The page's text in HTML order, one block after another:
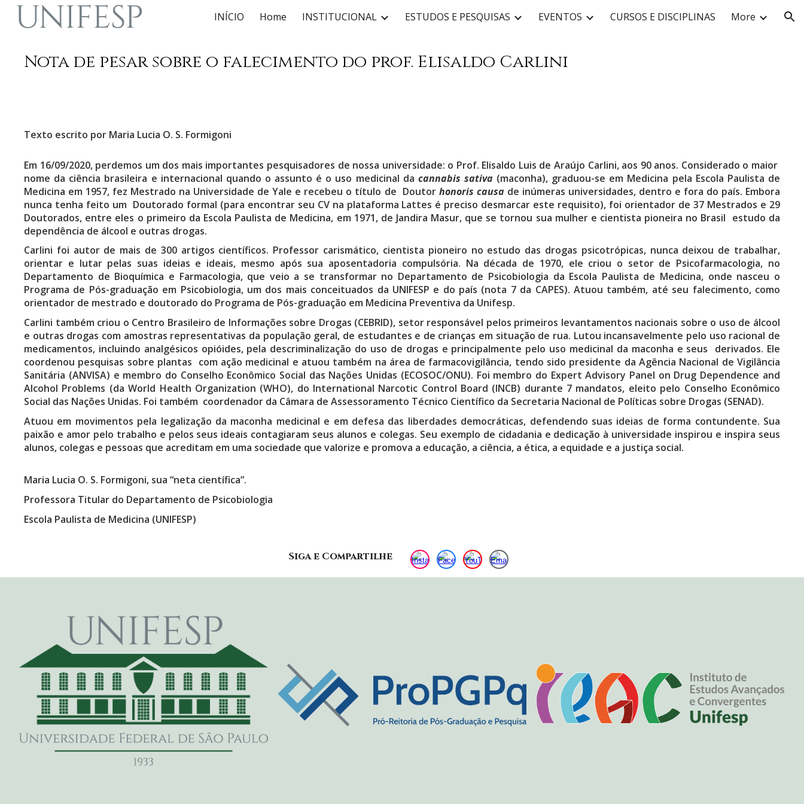
Skip to main content Skip to navigation
INÍCIO Home INSTITUCIONAL ESTUDOS E PESQUISAS EVENTOS CURSOS E DISCIPLINAS More
Nota de pesar sobre o falecimento do prof. Elisaldo Carlini
Texto escrito por Maria Lucia O. S. Formigoni
Em 16/09/2020, perdemos um dos mais importantes pesquisadores de nossa universidade: o Prof. Elisaldo Luis de Araújo Carlini, aos 90 anos. Considerado o maior
nome da ciência brasileira e internacional quando o assunto é o uso medicinal da cannabis sativa(maconha), graduou-se em Medicina pela Escola Paulista de
Medicina em 1957, fez Mestrado na Universidade de Yale e recebeu o título de Doutor honoris causa de inúmeras universidades, dentro e fora do país. Embora
nunca tenha feito um Doutorado formal (para encontrar seu CV na plataforma Lattes é preciso desmarcar este requisito), foi orientador de 37 Mestrados e 29
Doutorados, entre eles o primeiro da Escola Paulista de Medicina, em 1971, de Jandira Masur, que se tornou sua mulher e cientista pioneira no Brasil estudo da
dependência de álcool e outras drogas.
Carlini foi autor de mais de 300 artigos científicos. Professor carismático, cientista pioneiro no estudo das drogas psicotrópicas, nunca deixou de trabalhar,
orientar e lutar pelas suas ideias e ideais, mesmo após sua aposentadoria compulsória. Na década de 1970, ele criou o setor de Psicofarmacologia, no
Departamento de Bioquímica e Farmacologia, que veio a se transformar no Departamento de Psicobiologia da Escola Paulista de Medicina, onde nasceu o
Programa de Pós-graduação em Psicobiologia, um dos mais conceituados da UNIFESP e do país (nota 7 da CAPES). Atuou também, até seu falecimento, como
orientador de mestrado e doutorado do Programa de Pós-graduação em Medicina Preventiva da Unifesp.
Carlini também criou o Centro Brasileiro de Informações sobre Drogas (CEBRID), setor responsável pelos primeiros levantamentos nacionais sobre o uso de álcool
e outras drogas com amostras representativas da população geral, de estudantes e de crianças em situação de rua. Lutou incansavelmente pelo uso racional de
medicamentos, incluindo analgésicos opióides, pela descriminalização do uso de drogas e principalmente pelo uso medicinal da maconha e seus derivados. Ele
coordenou pesquisas sobre plantas com ação medicinal e atuou também na área de farmacovigilância, tendo sido presidente da Agência Nacional de Vigilância
Sanitária (ANVISA) e membro do Conselho Econômico Social das Nações Unidas (ECOSOC/ONU). Foi membro do Expert Advisory Panel on Drug Dependence and
Alcohol Problems (da World Health Organization (WHO), do International Narcotic Control Board (INCB) durante 7 mandatos, eleito pelo Conselho Econômico
Social das Nações Unidas. Foi também coordenador da Câmara de Assessoramento Técnico Científico da Secretaria Nacional de Políticas sobre Drogas (SENAD).
Atuou em movimentos pela legalização da maconha medicinal e em defesa das liberdades democráticas, defendendo suas ideias de forma contundente. Sua
paixão e amor pelo trabalho e pelos seus ideais contagiaram seus alunos e colegas. Seu exemplo de cidadania e dedicação à universidade inspirou e inspira seus
alunos, colegas e pessoas que acreditam em uma sociedade que valorize e promova a educação, a ciência, a ética, a equidade e a justiça social.
Maria Lucia O. S. Formigoni, sua “neta científica”.
Professora Titular do Departamento de Psicobiologia
Escola Paulista de Medicina (UNIFESP)
Siga e Compartilhe